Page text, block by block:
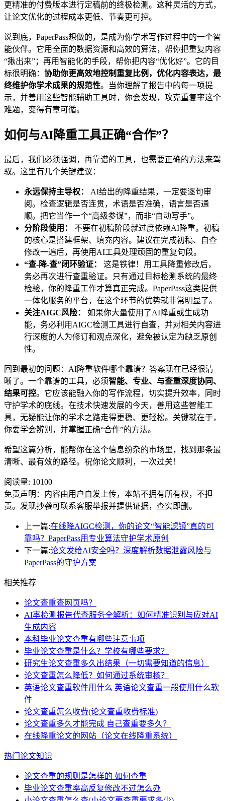
更精准的付费版本进行定稿前的终极检测。这种灵活的方式，
让论文优化的过程成本更低、节奏更可控。
说到底，PaperPass想做的，是成为你学术写作过程中的一个智
能伙伴。它用全面的数据资源和高效的算法，帮你把重复内容
“揪出来”；再用智能化的手段，帮你把内容“优化好”。它的目
标很明确： 协助你更高效地控制重复比例，优化内容表达，最
终维护你学术成果的规范性。当你理解了报告中的每一项提
示，并善用这些智能辅助工具时，你会发现，攻克重复率这个
难题，变得有章可循。
如何与AI降重工具正确“合作”？
最后，我们必须强调，再靠谱的工具，也需要正确的方法来驾
驭。这里有几个关键建议：
永远保持主导权：
AI给出的降重结果，一定要逐句审
阅。检查逻辑是否连贯，术语是否准确，语言是否通
顺。把它当作一个“高级参谋”，而非“自动写手”。
分阶段使用：
不要在初稿阶段就过度依赖AI降重。初稿
的核心是搭建框架、填充内容。建议在完成初稿、自查
修改一遍后，再使用AI工具处理顽固的重复句段。
“查-降-查”闭环验证：
这是铁律！用工具降重修改后，
务必再次进行查重验证。只有通过目标检测系统的最终
检验，你的降重工作才算真正完成。PaperPass这类提供
一体化服务的平台，在这个环节的优势就非常明显了。
关注AIGC风险：
如果你大量使用了AI降重或生成功
能，务必利用AIGC检测工具进行自查，并对相关内容进
行深度的人为修订和观点深化，避免被认定为缺乏原创
性。
回到最初的问题：AI降重软件哪个靠谱？答案现在已经很清
晰了。一个靠谱的工具，必须智能、专业、与查重深度协同、
结果可控。它应该能融入你的写作流程，切实提升效率，同时
守护学术的底线。在技术快速发展的今天，善用这些智能工
具，无疑能让你的学术之路走得更稳、更轻松。关键就在于，
你要学会辨别，并掌握正确“合作”的方法。
希望这篇分析，能帮你在这个信息纷杂的市场里，找到那条最
清晰、最有效的路径。祝你论文顺利，一次过关！
阅读量: 10100
免责声明：内容由用户自发上传，本站不拥有所有权，不担
责。发现抄袭可联系客服举报并提供证据，查实即删。
上一篇:在线降AIGC检测，你的论文“智能滤镜”真的可
靠吗？PaperPass用专业算法守护学术原创
下一篇:论文发给AI安全吗？深度解析数据泄露风险与
PaperPass的守护方案
相关推荐
论文查重查网页吗？
AI率检测报告代查服务全解析：如何精准识别与应对AI
生成内容
本科毕业论文查重有哪些注意事项
毕业论文查重是什么？学校有哪些要求？
研究生论文查重多久出结果（一切需要知道的信息）
论文查重怎么降低？如何通过系统审核？
英语论文查重软件用什么 英语论文查重一般使用什么软
件
论文查重怎么收费(论文查重收费标准)
论文查重多久才能完成 自己查重要多久？
在线降重论文的网站（论文在线降重系统）
热门论文知识
论文查重的规则是怎样的 如何查重
毕业论文查重率高反复修改不过怎么办